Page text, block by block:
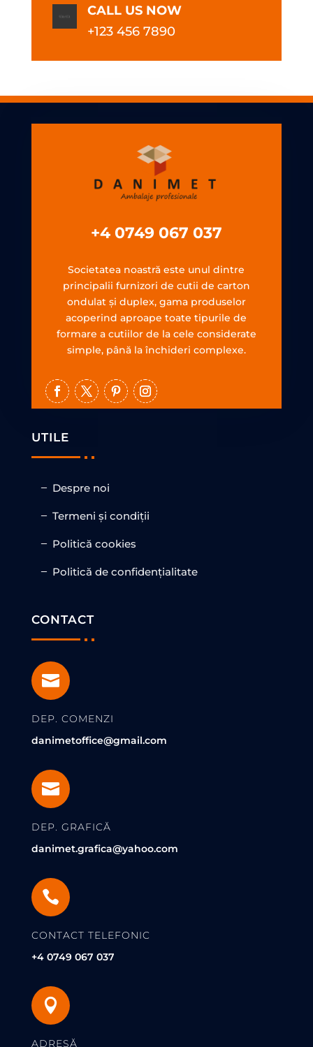
CALL US NOW
+123 456 7890
+4 0749 067 037
Societatea noastră este unul dintre
principalii furnizori de cutii de carton
ondulat şi duplex, gama produselor
acoperind aproape toate tipurile de
formare a cutiilor de la cele considerate
simple, până la închideri complexe.
UTILE
Despre noi
Termeni și condiții
Politică cookies
Politică de confidențialitate
CONTACT

DEP. COMENZI
danimetoffice@gmail.com

DEP. GRAFICĂ
danimet.grafica@yahoo.com

CONTACT TELEFONIC
+4 0749 067 037

ADRESĂ